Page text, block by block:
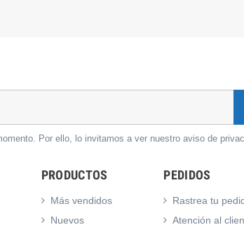
Por ello, lo invitamos a ver nuestro aviso de
PRODUCTOS
Más vendidos
Nuevos
PEDIDOS
Rastrea tu
Atención al